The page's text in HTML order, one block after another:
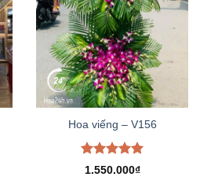
Hoa viếng – V156
Được xếp
1.550.000₫